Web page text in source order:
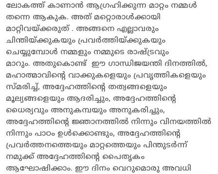
ലോകത്ത് കാണാൻ ആഗ്രഹിക്കുന്ന മാറ്റം നമ്മൾ
തന്നെ ആകുക. അത്‌ മറ്റൊരാൾക്കായി
മാറ്റിവയ്ക്കരുത് . അങ്ങനെ എല്ലാവരും
ചിന്തിയ്ക്കുകയും പ്രവർത്തിയ്ക്കുകയും
ചെയ്യുമ്പോൾ നമ്മളും നമ്മുടെ രാഷ്ട്രവും
മാറും. അതുകൊണ്ട് ഈ ഗാന്ധിജയന്തി ദിനത്തിൽ,
മഹാത്മാവിന്റെ വാക്കുകളെയും പ്രവൃത്തികളെയും
സ്മരിച്ച്, അദ്ദേഹത്തിന്റെ തത്വങ്ങളെയും
മൂല്യങ്ങളെയും ആദരിച്ചും, അദ്ദേഹത്തിന്റെ
ധൈര്യവും അനുകമ്പയും അനുകരിച്ചും,
അദ്ദേഹത്തിന്റെ ജ്ഞാനത്തിൽ നിന്നും വിനയത്തിൽ
നിന്നും പാഠം ഉൾക്കൊണ്ടും, അദ്ദേഹത്തിന്റെ
പ്രവർത്തനത്തെയും മാറ്റത്തെയും പിന്തുടർന്ന്
നമുക്ക് അദ്ദേഹത്തിന്റെ പൈതൃകം
ആഘോഷിക്കാം. ഈ ദിനം വെറുമൊരു അവധി